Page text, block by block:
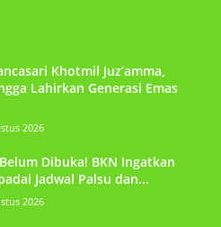
Khotmil Juz’amma,
Lahirkan Generasi Emas
2026
Dibuka! BKN Ingatkan
Jadwal Palsu dan...
2026